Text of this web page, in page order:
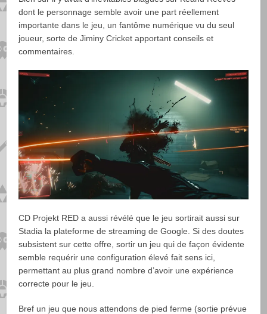
dont le personnage semble avoir une part réellement
importante dans le jeu, un fantôme numérique vu du seul
joueur, sorte de Jiminy Cricket apportant conseils et
commentaires.
CD Projekt RED a aussi révélé que le jeu sortirait aussi sur
Stadia la plateforme de streaming de Google. Si des doutes
subsistent sur cette offre, sortir un jeu qui de façon évidente
semble requérir une configuration élevé fait sens ici,
permettant au plus grand nombre d’avoir une expérience
correcte pour le jeu.
Bref un jeu que nous attendons de pied ferme (sortie prévue